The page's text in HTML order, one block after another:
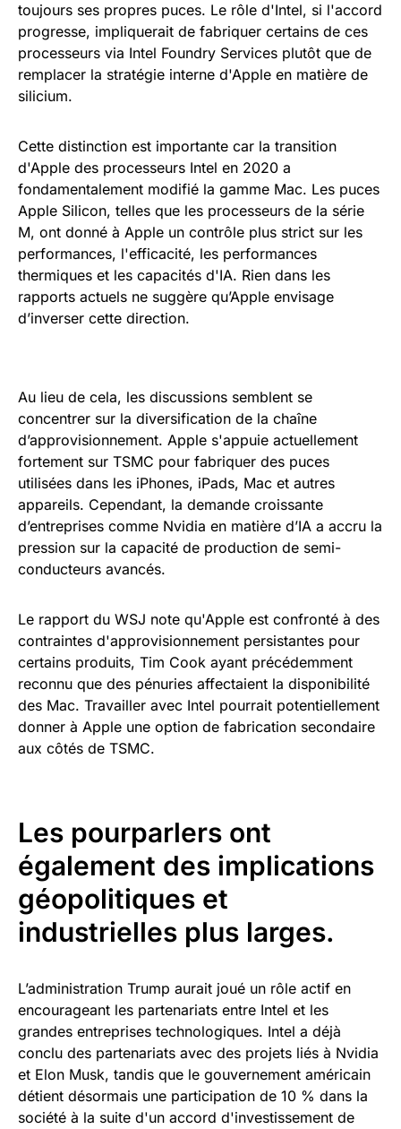
toujours ses propres puces. Le rôle d'Intel, si l'accord
progresse, impliquerait de fabriquer certains de ces
processeurs via Intel Foundry Services plutôt que de
remplacer la stratégie interne d'Apple en matière de
silicium.
Cette distinction est importante car la transition
d'Apple des processeurs Intel en 2020 a
fondamentalement modifié la gamme Mac. Les puces
Apple Silicon, telles que les processeurs de la série
M, ont donné à Apple un contrôle plus strict sur les
performances, l'efficacité, les performances
thermiques et les capacités d'IA. Rien dans les
rapports actuels ne suggère qu’Apple envisage
d’inverser cette direction.
Au lieu de cela, les discussions semblent se
concentrer sur la diversification de la chaîne
d’approvisionnement. Apple s'appuie actuellement
fortement sur TSMC pour fabriquer des puces
utilisées dans les iPhones, iPads, Mac et autres
appareils. Cependant, la demande croissante
d’entreprises comme Nvidia en matière d’IA a accru la
pression sur la capacité de production de semi-
conducteurs avancés.
Le rapport du WSJ note qu'Apple est confronté à des
contraintes d'approvisionnement persistantes pour
certains produits, Tim Cook ayant précédemment
reconnu que des pénuries affectaient la disponibilité
des Mac. Travailler avec Intel pourrait potentiellement
donner à Apple une option de fabrication secondaire
aux côtés de TSMC.
Les pourparlers ont
également des implications
géopolitiques et
industrielles plus larges.
L’administration Trump aurait joué un rôle actif en
encourageant les partenariats entre Intel et les
grandes entreprises technologiques. Intel a déjà
conclu des partenariats avec des projets liés à Nvidia
et Elon Musk, tandis que le gouvernement américain
détient désormais une participation de 10 % dans la
société à la suite d'un accord d'investissement de